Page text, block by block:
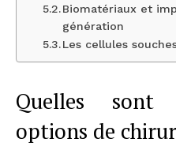
Biomatériaux et
génération
Les cellules
Quelles sont
options de